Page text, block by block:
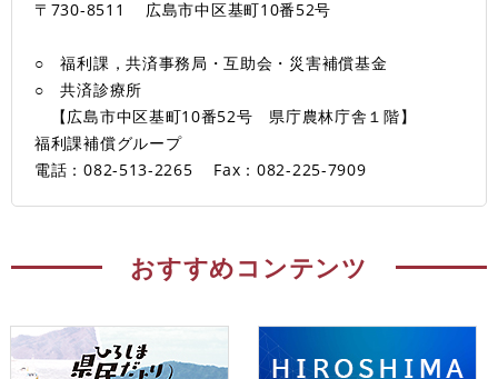
〒730-8511 広島市中区基町10番52号
○ 福利課，共済事務局・互助会・災害補償基金
○ 共済診療所
【広島市中区基町10番52号 県庁農林庁舎１階】
福利課補償グループ
電話：082-513-2265
Fax：082-225-7909
おすすめコンテンツ